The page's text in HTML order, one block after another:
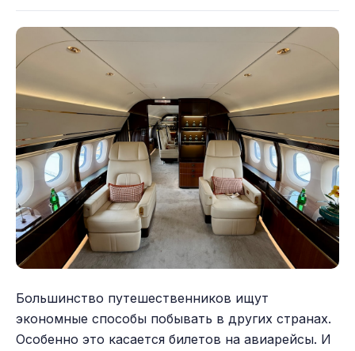
Большинство путешественников ищут
экономные способы побывать в других странах.
Особенно это касается билетов на авиарейсы. И